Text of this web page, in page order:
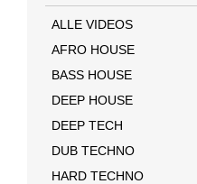
ALLE VIDEOS
AFRO HOUSE
BASS HOUSE
DEEP HOUSE
DEEP TECH
DUB TECHNO
HARD TECHNO